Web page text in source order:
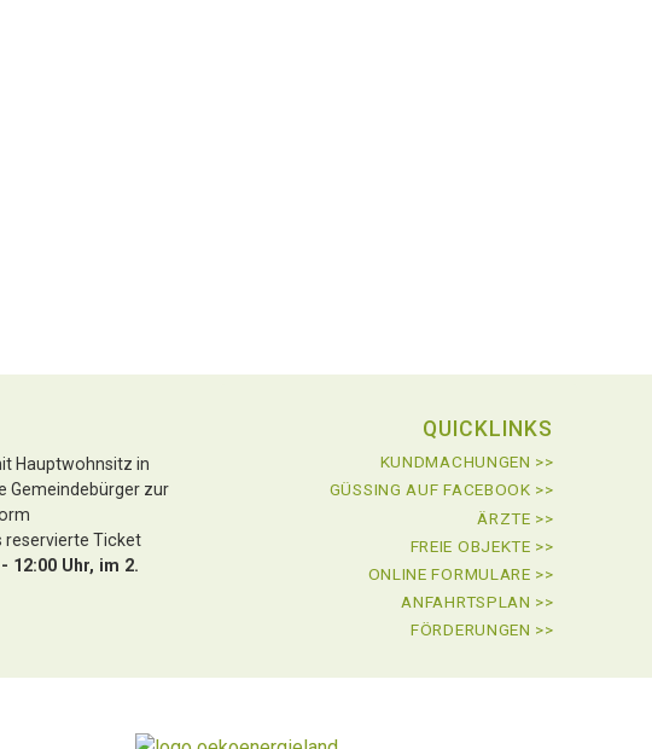
Hauptwohnsitz in
Gemeindebürger zur
reservierte Ticket
12:00 Uhr, im 2.
QUICKLINKS
KUNDMACHUNGEN >>
GÜSSING AUF FACEBOOK >>
ÄRZTE >>
FREIE OBJEKTE >>
ONLINE FORMULARE >>
ANFAHRTSPLAN >>
FÖRDERUNGEN >>